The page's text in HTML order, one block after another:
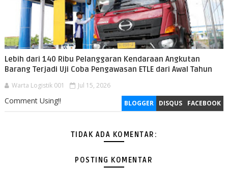
Lebih dari 140 Ribu Pelanggaran Kendaraan Angkutan
Barang Terjadi Uji Coba Pengawasan ETLE dari Awal Tahun
Warta Logistik 001 Jul 15, 2026
BLOGGER DISQUS FACEBOOK
Comment Using!!
TIDAK ADA KOMENTAR:
POSTING KOMENTAR